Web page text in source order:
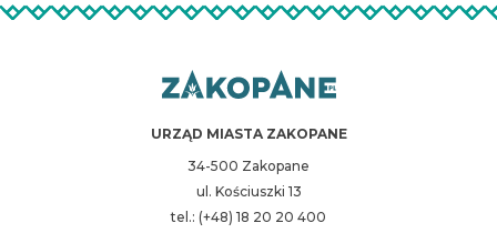
URZĄD MIASTA ZAKOPANE
34-500 Zakopane
ul. Kościuszki 13
tel.: (+48) 18 20 20 400